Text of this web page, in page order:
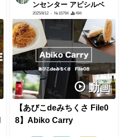
ンセンター アビシルベ
2025/8/12 - №16794 494
動画
【あびこdeみちくさ File0
8】Abiko Carry